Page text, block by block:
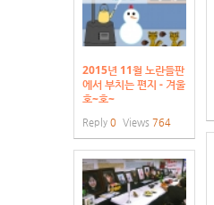
2015년 11월 노란들판
에서 부치는 편지 - 겨울
호~호~
Reply 0 Views 764